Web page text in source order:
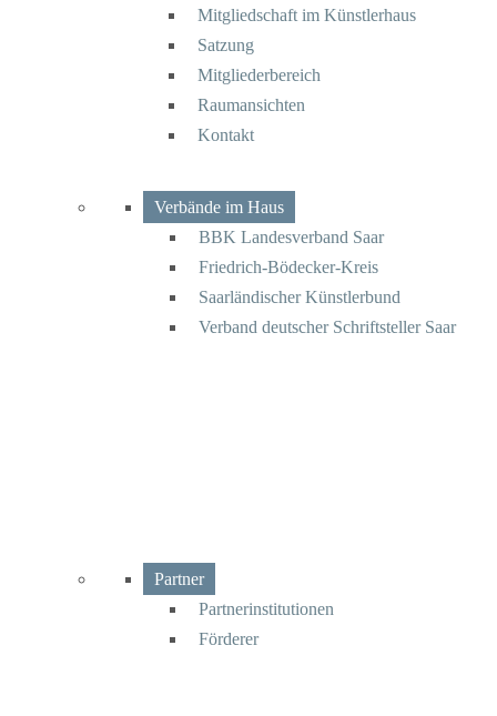
Mitgliedschaft im Künstlerhaus
Satzung
Mitgliederbereich
Raumansichten
Kontakt
Verbände im Haus
BBK Landesverband Saar
Friedrich-Bödecker-Kreis
Saarländischer Künstlerbund
Verband deutscher Schriftsteller Saar
Partner
Partnerinstitutionen
Förderer